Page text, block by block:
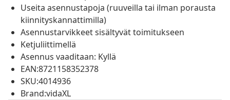
Useita asennustapoja (ruuveilla tai ilman porausta
kiinnityskannattimilla)
Asennustarvikkeet sisältyvät toimitukseen
Ketjuliittimellä
Asennus vaaditaan: Kyllä
EAN:8721158352378
SKU:4014936
Brand:vidaXL